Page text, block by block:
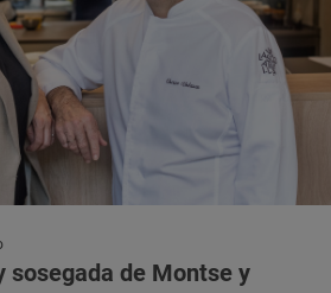
sosegada de Montse y